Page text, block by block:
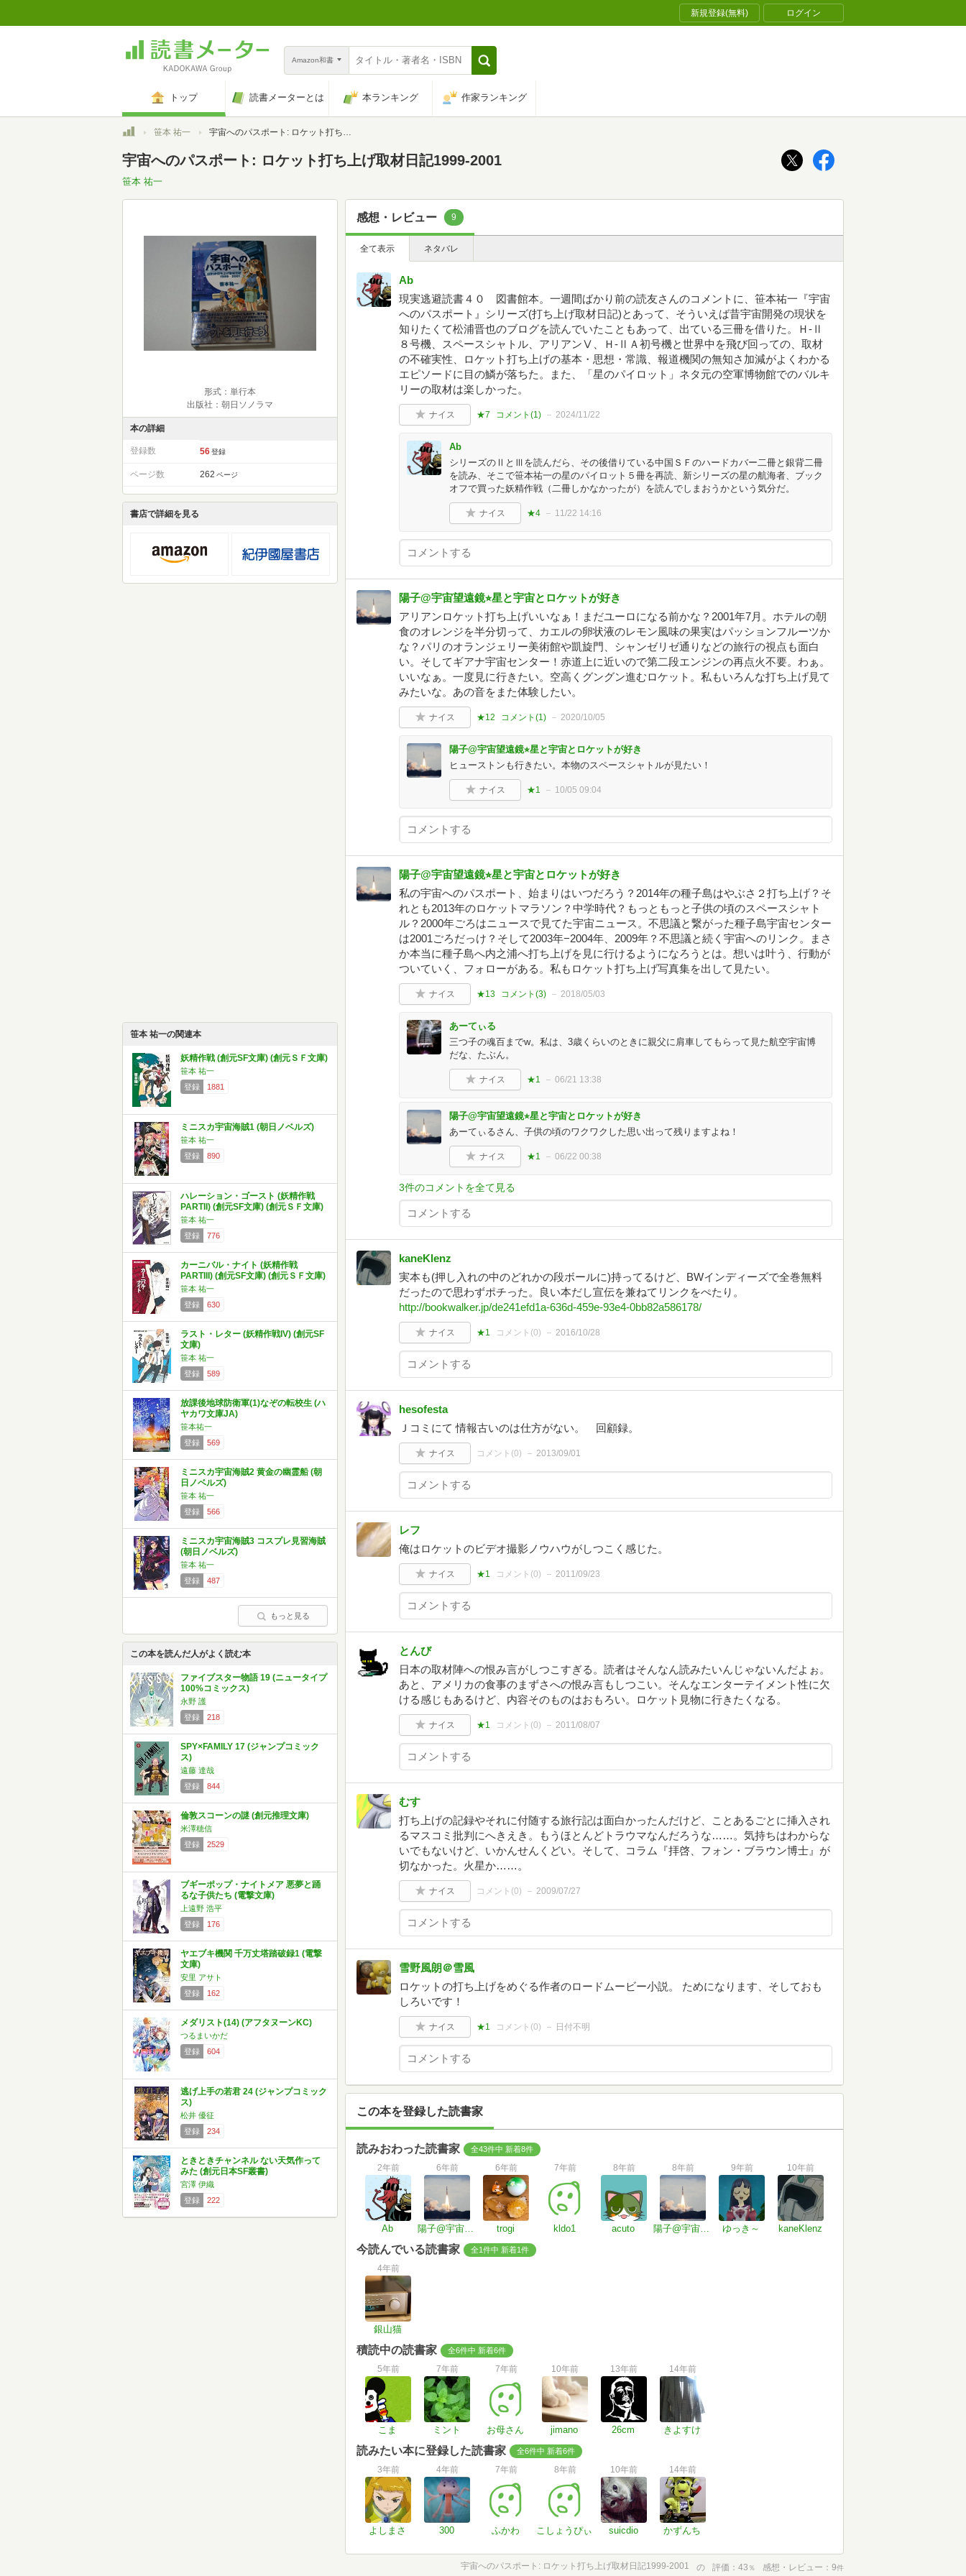
新規登録(無料) ログイン
Amazon和書
トップ 読書メーターとは 本ランキング 作家ランキング
トップ笹本 祐一 宇宙へのパスポート: ロケット打ち上げ取材日記1999-2001
宇宙へのパスポート: ロケット打ち上げ取材日記1999-2001
笹本 祐一
形式：単行本
出版社：朝日ソノラマ
本の詳細
登録数 56 登録
ページ数 262 ページ
書店で詳細を見る
笹本 祐一の関連本
妖精作戦 (創元SF文庫) (創元ＳＦ文庫)
笹本 祐一
登録
1881
ミニスカ宇宙海賊1 (朝日ノベルズ)
笹本 祐一
登録
890
ハレーション・ゴースト (妖精作戦
PARTII) (創元SF文庫) (創元ＳＦ文庫)
笹本 祐一
登録
776
カーニバル・ナイト (妖精作戦
PARTIII) (創元SF文庫) (創元ＳＦ文庫)
笹本 祐一
登録
630
ラスト・レター (妖精作戦IV) (創元SF
文庫)
笹本 祐一
登録
589
放課後地球防衛軍(1)なぞの転校生 (ハ
ヤカワ文庫JA)
笹本祐一
登録
569
ミニスカ宇宙海賊2 黄金の幽霊船 (朝
日ノベルズ)
笹本 祐一
登録
566
ミニスカ宇宙海賊3 コスプレ見習海賊
(朝日ノベルズ)
笹本 祐一
登録
487
もっと見る
この本を読んだ人がよく読む本
ファイブスター物語 19 (ニュータイプ
100%コミックス)
永野 護
登録
218
SPY×FAMILY 17 (ジャンプコミック
ス)
遠藤 達哉
登録
844
倫敦スコーンの謎 (創元推理文庫)
米澤穂信
登録
2529
ブギーポップ・ナイトメア 悪夢と踊
るな子供たち (電撃文庫)
上遠野 浩平
登録
176
ヤエブキ機関 千万丈塔踏破録1 (電撃
文庫)
安里 アサト
登録
162
メダリスト(14) (アフタヌーンKC)
つるまいかだ
登録
604
逃げ上手の若君 24 (ジャンプコミック
ス)
松井 優征
登録
234
ときときチャンネル ない天気作って
みた (創元日本SF叢書)
宮澤 伊織
登録
222
感想・レビュー 9
全て表示 ネタバレ
Ab
現実逃避読書４０ 図書館本。一週間ばかり前の読友さんのコメントに、笹本祐一『宇宙
へのパスポート』シリーズ(打ち上げ取材日記)とあって、そういえば昔宇宙開発の現状を
知りたくて松浦晋也のブログを読んでいたこともあって、出ている三冊を借りた。Ｈ-Ⅱ
８号機、スペースシャトル、アリアンⅤ、Ｈ-ⅡＡ初号機と世界中を飛び回っての、取材
の不確実性、ロケット打ち上げの基本・思想・常識、報道機関の無知さ加減がよくわかる
エピソードに目の鱗が落ちた。また、「星のパイロット」ネタ元の空軍博物館でのバルキ
リーの取材は楽しかった。
ナイス ★7 コメント(1) 2024/11/22
Ab
シリーズのⅡとⅢを読んだら、その後借りている中国ＳＦのハードカバー二冊と銀背二冊
を読み、そこで笹本祐一の星のパイロット５冊を再読、新シリーズの星の航海者、ブック
オフで買った妖精作戦（二冊しかなかったが）を読んでしまおうかという気分だ。
ナイス ★4 11/22 14:16
陽子@宇宙望遠鏡⭐︎星と宇宙とロケットが好き
アリアンロケット打ち上げいいなぁ！まだユーロになる前かな？2001年7月。ホテルの朝
食のオレンジを半分切って、カエルの卵状液のレモン風味の果実はパッションフルーツか
な？パリのオランジェリー美術館や凱旋門、シャンゼリゼ通りなどの旅行の視点も面白
い。そしてギアナ宇宙センター！赤道上に近いので第二段エンジンの再点火不要。わぁ。
いいなぁ。一度見に行きたい。空高くグングン進むロケット。私もいろんな打ち上げ見て
みたいな。あの音をまた体験したい。
ナイス ★12 コメント(1) 2020/10/05
陽子@宇宙望遠鏡⭐︎星と宇宙とロケットが好き
ヒューストンも行きたい。本物のスペースシャトルが見たい！
ナイス ★1 10/05 09:04
陽子@宇宙望遠鏡⭐︎星と宇宙とロケットが好き
私の宇宙へのパスポート、始まりはいつだろう？2014年の種子島はやぶさ２打ち上げ？そ
れとも2013年のロケットマラソン？中学時代？もっともっと子供の頃のスペースシャト
ル？2000年ごろはニュースで見てた宇宙ニュース。不思議と繋がった種子島宇宙センター
は2001ごろだっけ？そして2003年−2004年、2009年？不思議と続く宇宙へのリンク。まさ
か本当に種子島へ内之浦へ打ち上げを見に行けるようになろうとは。想いは叶う、行動が
ついていく、フォローがある。私もロケット打ち上げ写真集を出して見たい。
ナイス ★13 コメント(3) 2018/05/03
あーてぃる
三つ子の魂百までw。私は、3歳くらいのときに親父に肩車してもらって見た航空宇宙博
だな、たぶん。
ナイス ★1 06/21 13:38
陽子@宇宙望遠鏡⭐︎星と宇宙とロケットが好き
あーてぃるさん、子供の頃のワクワクした思い出って残りますよね！
ナイス ★1 06/22 00:38
3件のコメントを全て見る
kaneKlenz
実本も(押し入れの中のどれかの段ボールに)持ってるけど、BWインディーズで全巻無料
だったので思わずポチった。良い本だし宣伝を兼ねてリンクをぺたり。
http://bookwalker.jp/de241efd1a-636d-459e-93e4-0bb82a586178/
ナイス ★1 コメント(0) 2016/10/28
hesofesta
Ｊコミにて 情報古いのは仕方がない。 回顧録。
ナイス コメント(0) 2013/09/01
レフ
俺はロケットのビデオ撮影ノウハウがしつこく感じた。
ナイス ★1 コメント(0) 2011/09/23
とんび
日本の取材陣への恨み言がしつこすぎる。読者はそんなん読みたいんじゃないんだよぉ。
あと、アメリカの食事のまずさへの恨み言もしつこい。そんなエンターテイメント性に欠
ける感じもあるけど、内容そのものはおもろい。ロケット見物に行きたくなる。
ナイス ★1 コメント(0) 2011/08/07
むす
打ち上げの記録やそれに付随する旅行記は面白かったんだけど、ことあるごとに挿入され
るマスコミ批判にへきえき。もうほとんどトラウマなんだろうな……。気持ちはわからな
いでもないけど、いかんせんくどい。そして、コラム『拝啓、フォン・ブラウン博士』が
切なかった。火星か……。
ナイス コメント(0) 2009/07/27
雪野風朗＠雪風
ロケットの打ち上げをめぐる作者のロードムービー小説。 ためになります、そしておも
しろいです！
ナイス ★1 コメント(0) 日付不明
この本を登録した読書家
読みおわった読書家 全43件中 新着8件
2年前
Ab
6年前
陽子@宇宙望遠鏡⭐︎星と宇宙とロケットが好き
6年前
trogi
7年前
kldo1
8年前
acuto
8年前
陽子@宇宙望遠鏡⭐︎星と宇宙とロケットが好き
9年前
ゆっき～
10年前
kaneKlenz
今読んでいる読書家 全1件中 新着1件
4年前
銀山猫
積読中の読書家 全6件中 新着6件
5年前
こま
7年前
ミント
7年前
お母さん
10年前
jimano
13年前
26cm
14年前
きよすけ
読みたい本に登録した読書家 全6件中 新着6件
3年前
よしまさ
4年前
300
7年前
ふかわ
8年前
こしょうぴぃ
10年前
suicdio
14年前
かずんち
宇宙へのパスポート: ロケット打ち上げ取材日記1999-2001 の 評価 43 ％ 感想・レビュー 9件